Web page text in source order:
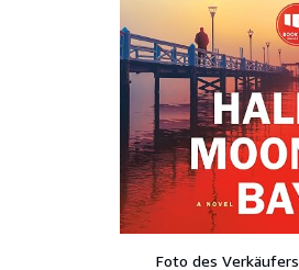
Foto des Verkäufers